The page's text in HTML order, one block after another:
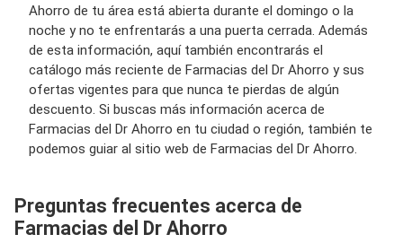
Ahorro de tu área está abierta durante el domingo o la
noche y no te enfrentarás a una puerta cerrada. Además
de esta información, aquí también encontrarás el
catálogo más reciente de Farmacias del Dr Ahorro y sus
ofertas vigentes para que nunca te pierdas de algún
descuento. Si buscas más información acerca de
Farmacias del Dr Ahorro en tu ciudad o región, también te
podemos guiar al sitio web de Farmacias del Dr Ahorro.
Preguntas frecuentes acerca de
Farmacias del Dr Ahorro